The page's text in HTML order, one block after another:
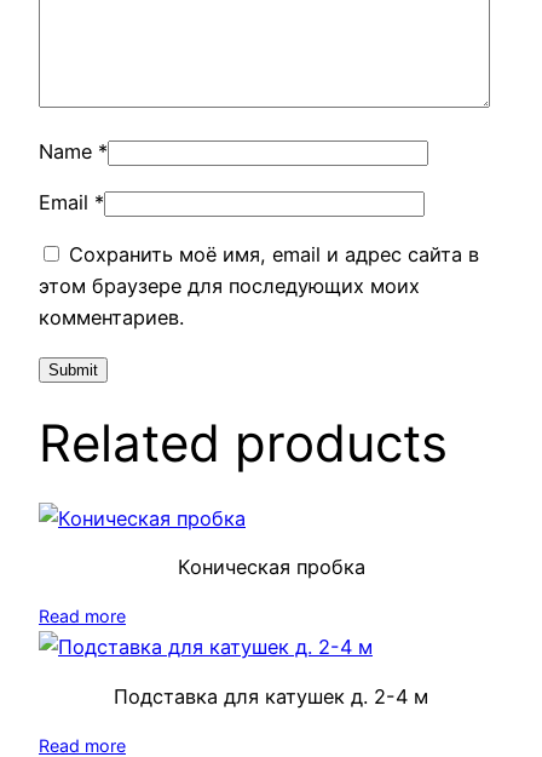
Name *
Email *
Сохранить моё имя, email и адрес сайта в
этом браузере для последующих моих
комментариев.
Related products
Коническая пробка
Read more
Подставка для катушек д. 2-4 м
Read more